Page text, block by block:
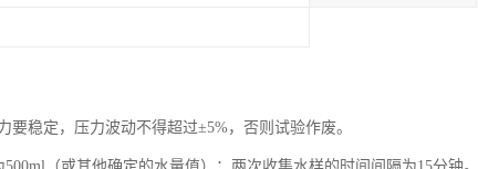
要稳定，压力波动不得超过±5%，否则试验作废。